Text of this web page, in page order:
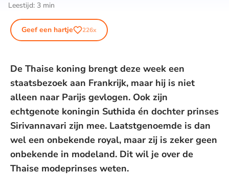
Leestijd: 3 min
Geef een hartje 226x
De Thaise koning brengt deze week een
staatsbezoek aan Frankrijk, maar hij is niet
alleen naar Parijs gevlogen. Ook zijn
echtgenote koningin Suthida én dochter prinses
Sirivannavari zijn mee. Laatstgenoemde is dan
wel een onbekende royal, maar zij is zeker geen
onbekende in modeland. Dit wil je over de
Thaise modeprinses weten.